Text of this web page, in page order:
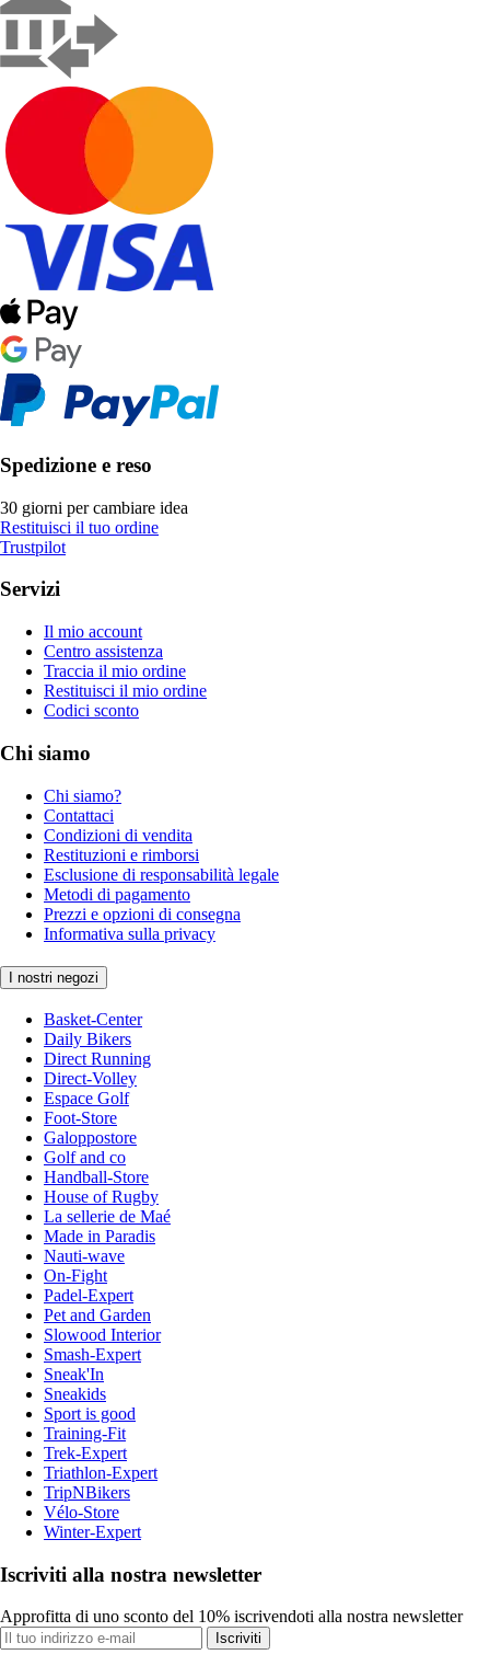
Spedizione e reso
30 giorni per cambiare idea
Restituisci il tuo ordine
Trustpilot
Servizi
Il mio account
Centro assistenza
Traccia il mio ordine
Restituisci il mio ordine
Codici sconto
Chi siamo
Chi siamo?
Contattaci
Condizioni di vendita
Restituzioni e rimborsi
Esclusione di responsabilità legale
Metodi di pagamento
Prezzi e opzioni di consegna
Informativa sulla privacy
I nostri negozi
Basket-Center
Daily Bikers
Direct Running
Direct-Volley
Espace Golf
Foot-Store
Galoppostore
Golf and co
Handball-Store
House of Rugby
La sellerie de Maé
Made in Paradis
Nauti-wave
On-Fight
Padel-Expert
Pet and Garden
Slowood Interior
Smash-Expert
Sneak'In
Sneakids
Sport is good
Training-Fit
Trek-Expert
Triathlon-Expert
TripNBikers
Vélo-Store
Winter-Expert
Iscriviti alla nostra newsletter
Approfitta di uno sconto del 10% iscrivendoti alla nostra newsletter
Iscriviti